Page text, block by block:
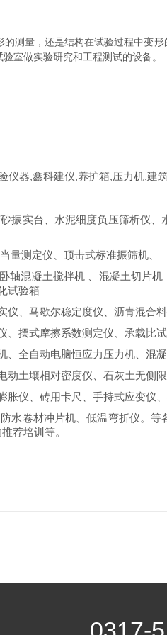
测量，还是结构在试验过程中变
室做实验研究和工程测试的设备。
仪器,鑫科建仪,养护箱,压力机,建
振实台、水泥细度负压筛析仪
量测定仪、顶击式标准振筛机、
轴混凝土搅拌机 、混凝土切片
试验箱
仪、马歇尔稳定度仪、沥青混合料
、摆式摩擦系数测定仪、承载比
、全自动电脑恒应力压力机、混
土壤相对密度仪、石灰土无侧
胀仪、砖用卡尺、手持式应变仪
水卷材冲片机、低温弯折仪。
荐培训等。